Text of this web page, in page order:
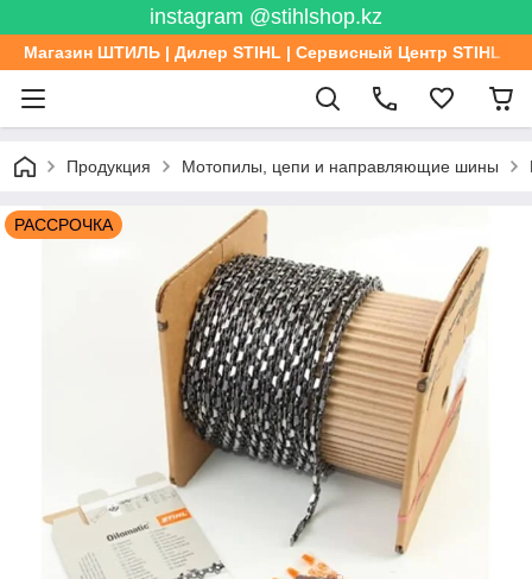
instagram @stihlshop.kz
Магазин ШТИЛЬ | Дилер STIHL | Сервисный Центр STIHL
Продукция Мотопилы, цепи и направляющие шины
РАССРОЧКА